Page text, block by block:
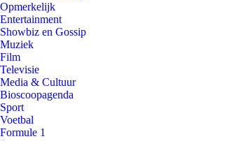
Opmerkelijk
Entertainment
Showbiz en Gossip
Muziek
Film
Televisie
Media & Cultuur
Bioscoopagenda
Sport
Voetbal
Formule 1